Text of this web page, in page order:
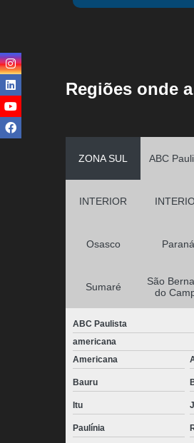
Regiões onde
ZONA SUL ABC
INTERIOR
Osasco Paraná
Sumaré
São
do
ABC Paulista
americana
Americana
Bauru
Itu
Paulínia